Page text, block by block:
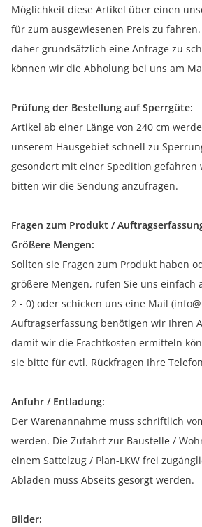
Möglichkeit diese Artikel über einen
für zum ausgewiesenen Preis zu
daher grundsätzlich eine Anfrage zu
können wir die Abholung bei uns am
Prüfung der Bestellung auf Sperrgüte:
Artikel ab einer Länge von 240 cm
unserem Hausgebiet schnell zu
gesondert mit einer Spedition gefahren
bitten wir die Sendung anzufragen.
Fragen zum Produkt /
Größere Mengen:
Sollten sie Fragen zum Produkt haben
größere Mengen, rufen Sie uns einfach
2 - 0) oder schicken uns eine Mail
Auftragserfassung benötigen wir Ihren
damit wir die Frachtkosten ermitteln
sie bitte für evtl. Rückfragen Ihre
Anfuhr / Entladung:
Der Warenannahme muss schriftlich
werden. Die Zufahrt zur Baustelle /
einem Sattelzug / Plan-LKW frei
Abladen muss Abseits gesorgt werden.
Bilder: